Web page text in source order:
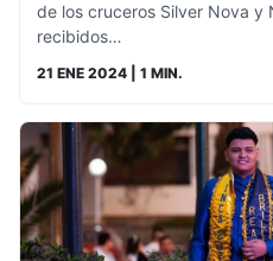
de los cruceros Silver Nova y
recibidos…
21 ENE 2024 | 1 MIN.